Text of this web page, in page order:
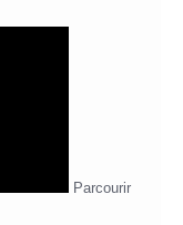
Parcourir